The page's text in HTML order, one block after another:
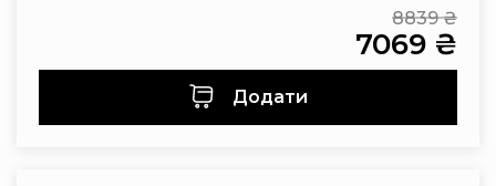
Додати
Special
7069 ₴
Regular
Price
8839 ₴